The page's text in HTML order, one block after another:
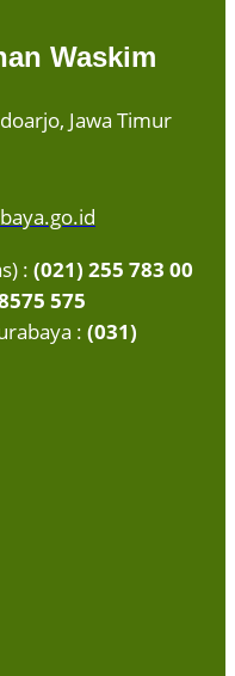
Waskim
Jawa Timur
: (021) 255 783 00
575
: (031)